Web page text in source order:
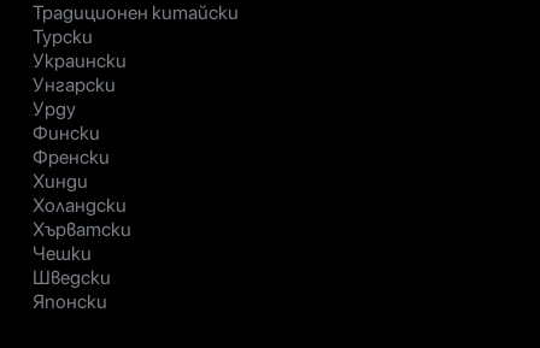
Традиционен китайски
Турски
Украински
Унгарски
Урду
Фински
Френски
Хинди
Холандски
Хърватски
Чешки
Шведски
Японски